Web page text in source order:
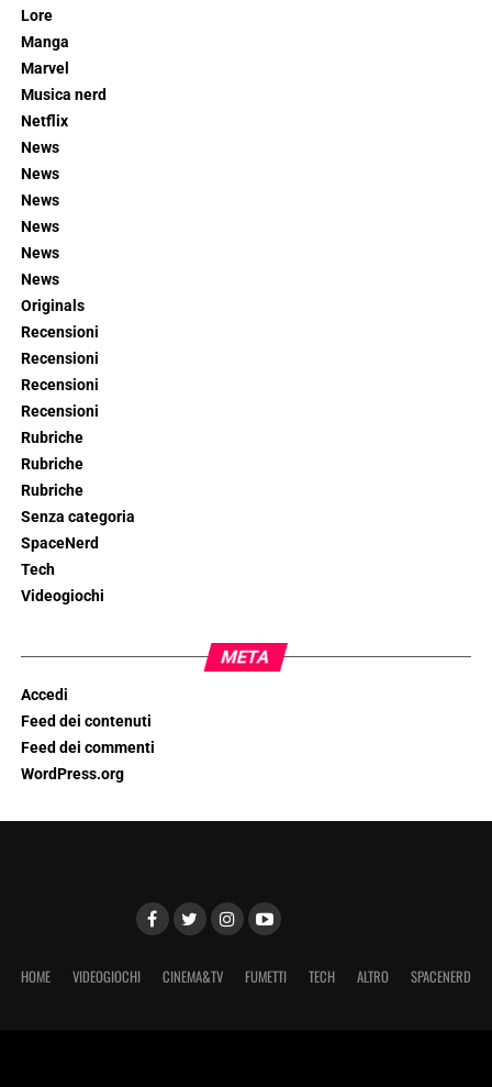
Lore
Manga
Marvel
Musica nerd
Netflix
News
News
News
News
News
News
Originals
Recensioni
Recensioni
Recensioni
Recensioni
Rubriche
Rubriche
Rubriche
Senza categoria
SpaceNerd
Tech
Videogiochi
META
Accedi
Feed dei contenuti
Feed dei commenti
WordPress.org
HOME VIDEOGIOCHI CINEMA&TV FUMETTI TECH ALTRO SPACENERD